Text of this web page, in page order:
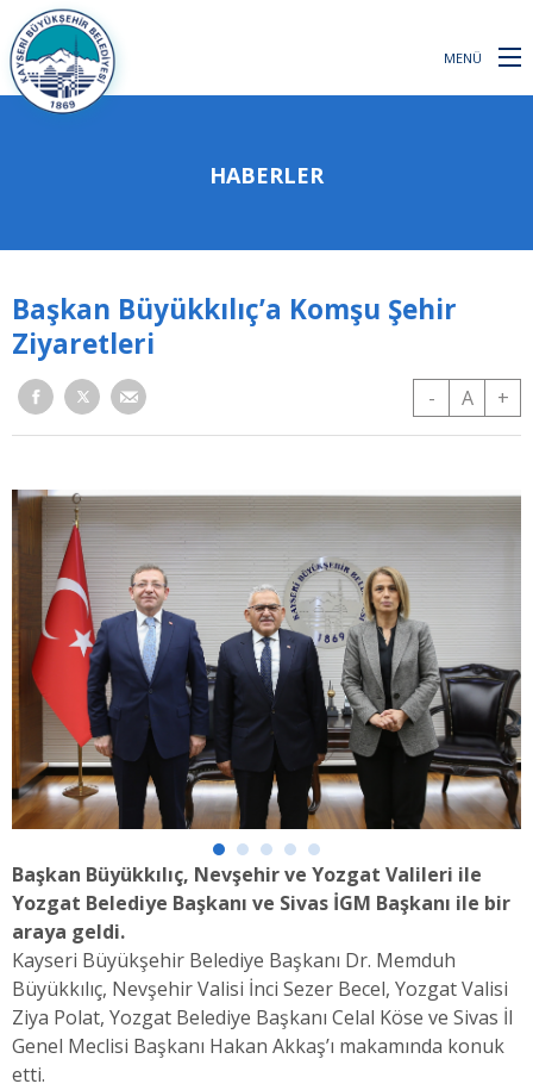
MENÜ
HABERLER
Başkan Büyükkılıç’a Komşu Şehir
Ziyaretleri
- A +
Başkan Büyükkılıç, Nevşehir ve Yozgat Valileri ile
Yozgat Belediye Başkanı ve Sivas İGM Başkanı ile bir
araya geldi.
Kayseri Büyükşehir Belediye Başkanı Dr. Memduh
Büyükkılıç, Nevşehir Valisi İnci Sezer Becel, Yozgat Valisi
Ziya Polat, Yozgat Belediye Başkanı Celal Köse ve Sivas İl
Genel Meclisi Başkanı Hakan Akkaş’ı makamında konuk
etti.